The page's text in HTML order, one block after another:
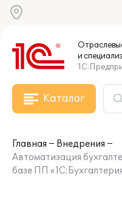
и
Каталог
Главная
Внедрения
Автоматизация
базе ПП